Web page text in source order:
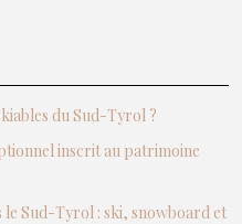
du Sud-Tyrol ?
inscrit au patrimoine
le Sud-Tyrol : ski, snowboard et